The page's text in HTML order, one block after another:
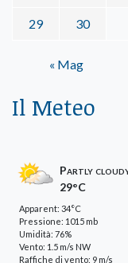
29 30
« Mag
Il Meteo
Partly
29°C
Apparent: 34°C
Pressione: 1015 mb
Umidità: 76%
Vento: 1.5 m/s NW
Raffiche di vento: 9 m/s